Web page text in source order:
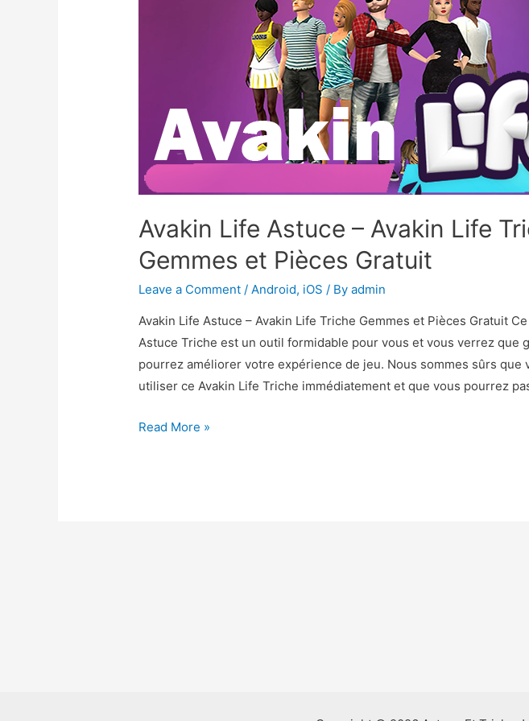
Avakin Life Astuce – Avakin Life
Gemmes et Pièces Gratuit
Leave a Comment / Android, iOS / Byadmin
Avakin Life Astuce – Avakin Life Triche Gemmes et Pièces Gratuit
Astuce Triche est un outil formidable pour vous et vous verrez que
pourrez améliorer votre expérience de jeu. Nous sommes sûrs que
utiliser ce Avakin Life Triche immédiatement et que vous pourrez
Avakin
Read More »